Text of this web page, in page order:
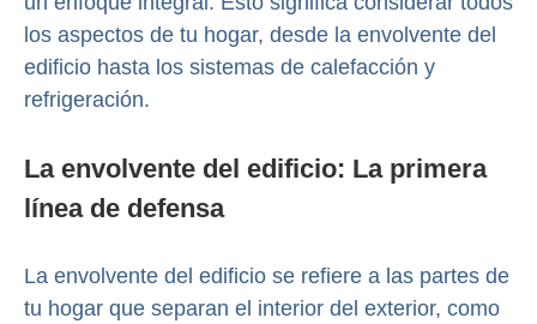
los aspectos de tu hogar, desde la envolvente del
edificio hasta los sistemas de calefacción y
refrigeración.
La envolvente del edificio: La primera
línea de defensa
La envolvente del edificio se refiere a las partes de
tu hogar que separan el interior del exterior, como